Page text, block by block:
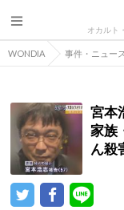
オカルト
WONDIA 事件・ニュース
宮本
家族
ん殺